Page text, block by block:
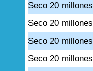
Seco 20 millones
Seco 20 millones
Seco 20 millones
Seco 20 millones